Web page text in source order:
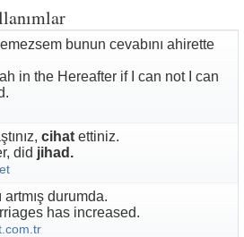
bunun cevabını ahirette
in the Hereafter if I can not I can
cihat ettiniz.
did jihad.
artmış durumda.
has increased.